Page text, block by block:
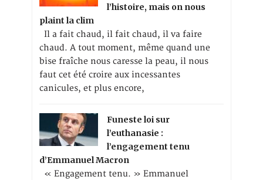
l’histoire, mais on nous
plaint la clim
Il a fait chaud, il fait chaud, il va faire
chaud. A tout moment, même quand une
bise fraîche nous caresse la peau, il nous
faut cet été croire aux incessantes
canicules, et plus encore,
Funeste loi sur
l’euthanasie :
l’engagement tenu
d’Emmanuel Macron
« Engagement tenu. » Emmanuel